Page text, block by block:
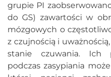
grupie PI
do GS) zawartości w
mózgowych o
z czujnością i
stanie czuwania. Ich
podczas zasypiania